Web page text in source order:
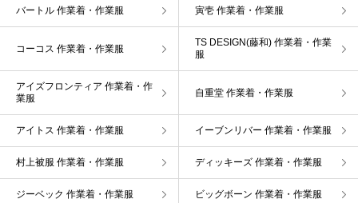
バートル 作業着・作業服 寅壱 作業着・作業服
コーコス 作業着・作業服
TS DESIGN(藤和) 作業着・作業
服
アイズフロンティア 作業着・作
業服
自重堂 作業着・作業服
アイトス 作業着・作業服 イーブンリバー 作業着・作業服
村上被服 作業着・作業服 ディッキーズ 作業着・作業服
ジーベック 作業着・作業服 ビッグボーン 作業着・作業服